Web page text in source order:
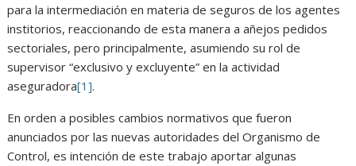
para la intermediación en materia de seguros de los agentes
institorios, reaccionando de esta manera a añejos pedidos
sectoriales, pero principalmente, asumiendo su rol de
supervisor “exclusivo y excluyente” en la actividad
aseguradora[1].
En orden a posibles cambios normativos que fueron
anunciados por las nuevas autoridades del Organismo de
Control, es intención de este trabajo aportar algunas